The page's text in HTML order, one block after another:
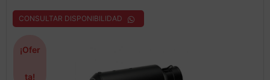
CONSULTAR DISPONIBILIDAD